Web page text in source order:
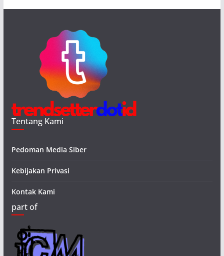
Tentang Kami
Pedoman Media Siber
Kebijakan Privasi
Kontak Kami
part of